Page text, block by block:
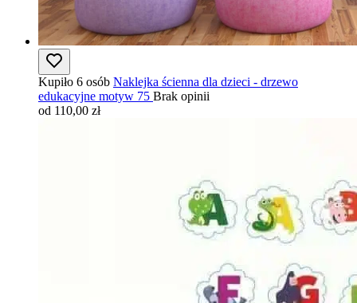
Kupiło 6 osób Naklejka ścienna dla dzieci - drzewo
edukacyjne motyw 75 Brak opinii
od 110,00 zł